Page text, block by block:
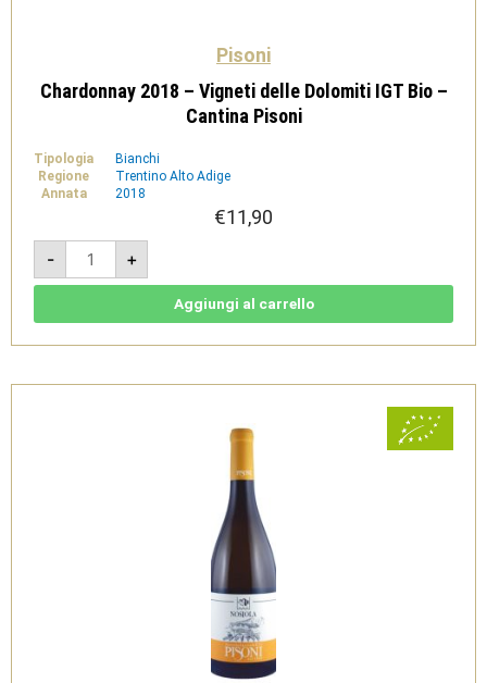
Pisoni
Chardonnay 2018 – Vigneti delle Dolomiti IGT Bio –
Cantina Pisoni
Tipologia
Bianchi
Regione
Trentino Alto Adige
Annata
2018
€11,90
-
Chardonnay
2018
-
Vigneti
Bio
Pisoni
+
Aggiungi al carrello